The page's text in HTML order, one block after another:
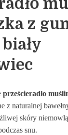
z
prześcieradło
z naturalnej
skóry
snu.